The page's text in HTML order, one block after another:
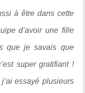
à être dans cette
d’avoir une fille
que je savais que
super gratifiant !
essayé plusieurs